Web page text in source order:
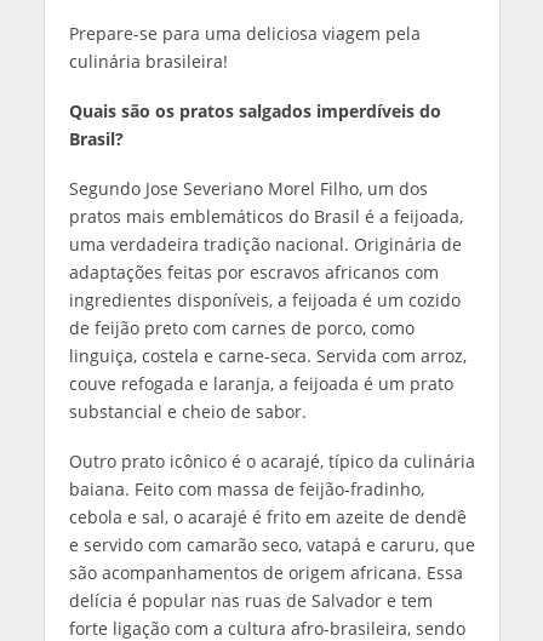
Prepare-se para uma deliciosa viagem pela
culinária brasileira!
Quais são os pratos salgados imperdíveis do
Brasil?
Segundo Jose Severiano Morel Filho, um dos
pratos mais emblemáticos do Brasil é a feijoada,
uma verdadeira tradição nacional. Originária de
adaptações feitas por escravos africanos com
ingredientes disponíveis, a feijoada é um cozido
de feijão preto com carnes de porco, como
linguiça, costela e carne-seca. Servida com arroz,
couve refogada e laranja, a feijoada é um prato
substancial e cheio de sabor.
Outro prato icônico é o acarajé, típico da culinária
baiana. Feito com massa de feijão-fradinho,
cebola e sal, o acarajé é frito em azeite de dendê
e servido com camarão seco, vatapá e caruru, que
são acompanhamentos de origem africana. Essa
delícia é popular nas ruas de Salvador e tem
forte ligação com a cultura afro-brasileira, sendo